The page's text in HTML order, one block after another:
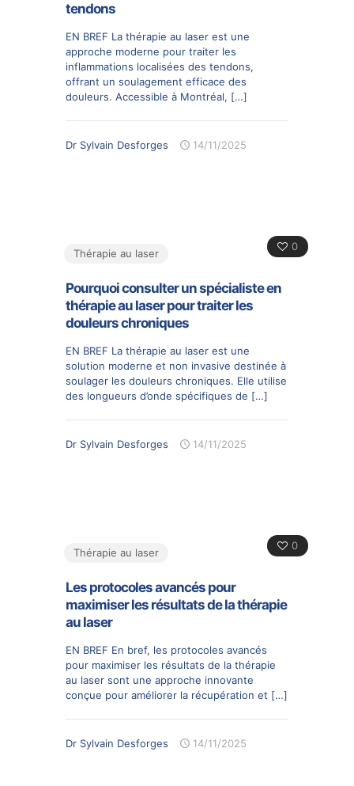
tendons
EN BREF La thérapie au laser est une
approche moderne pour traiter les
inflammations localisées des tendons,
offrant un soulagement efficace des
douleurs. Accessible à Montréal, […]
Dr Sylvain Desforges 14/11/2025
0
Thérapie au laser
Pourquoi consulter un spécialiste en
thérapie au laser pour traiter les
douleurs chroniques
EN BREF La thérapie au laser est une
solution moderne et non invasive destinée à
soulager les douleurs chroniques. Elle utilise
des longueurs d’onde spécifiques de […]
Dr Sylvain Desforges 14/11/2025
0
Thérapie au laser
Les protocoles avancés pour
maximiser les résultats de la thérapie
au laser
EN BREF En bref, les protocoles avancés
pour maximiser les résultats de la thérapie
au laser sont une approche innovante
conçue pour améliorer la récupération et […]
Dr Sylvain Desforges 14/11/2025